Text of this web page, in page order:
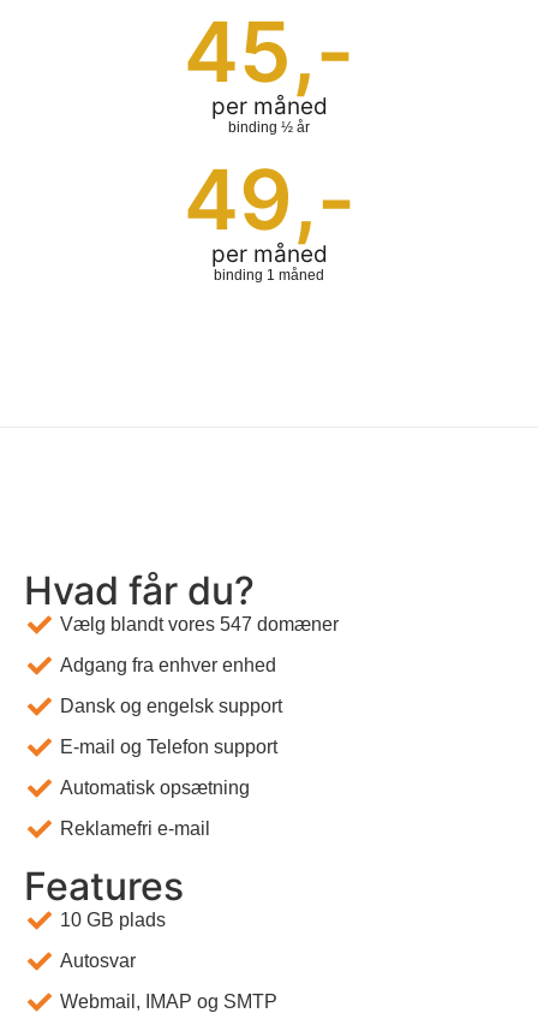
per måned
45,-
binding ½ år
per måned
49,-
binding 1 måned
Hvad får du?
Vælg blandt vores 547 domæner
Adgang fra enhver enhed
Dansk og engelsk support
E-mail og Telefon support
Automatisk opsætning
Reklamefri e-mail
Features
10 GB plads
Autosvar
Webmail, IMAP og SMTP